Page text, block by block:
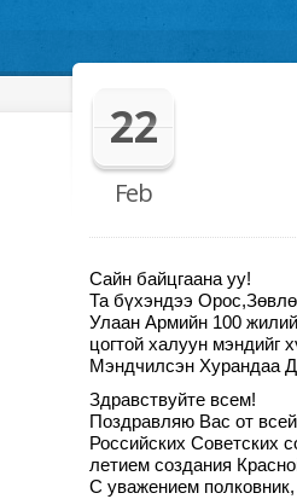
22
Feb
Сайн байцгаана уу!
Та бүхэндээ
Улаан Армийн 100
цогтой халуун мэндийг
Мэндчилсэн Хурандаа
Здравствуйте всем!
Поздравляю Вас от
Российских Советских
летием создания
С уважением